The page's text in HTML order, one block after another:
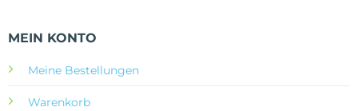
MEIN KONTO
Meine Bestellungen
Warenkorb